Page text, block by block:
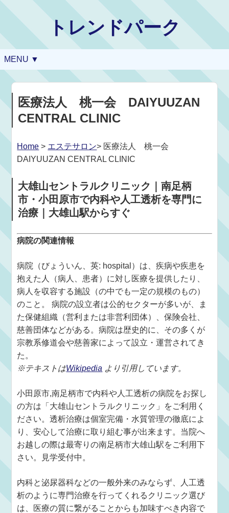
トレンドパーク
MENU ▼
医療法人 桃一会 DAIYUUZAN
CENTRAL CLINIC
Home > エステサロン> 医療法人 桃一会
DAIYUUZAN CENTRAL CLINIC
大雄山セントラルクリニック｜南足柄
市・小田原市で内科や人工透析を専門に
治療｜大雄山駅からすぐ
病院の関連情報
病院（びょういん、英: hospital）は、疾病や疾患を
抱えた人（病人、患者）に対し医療を提供したり、
病人を収容する施設（の中でも一定の規模のもの）
のこと。 病院の設立者は公的セクターが多いが、ま
た保健組織（営利または非営利団体）、保険会社、
慈善団体などがある。病院は歴史的に、その多くが
宗教系修道会や慈善家によって設立・運営されてき
た。
※テキストはWikipedia より引用しています。
小田原市,南足柄市で内科や人工透析の病院をお探し
の方は「大雄山セントラルクリニック」をご利用く
ださい。透析治療は個室完備・水質管理の徹底によ
り、安心して治療に取り組む事が出来ます。当院へ
お越しの際は最寄りの南足柄市大雄山駅をご利用下
さい。見学受付中。
内科と泌尿器科などの一般外来のみならず、人工透
析のように専門治療を行ってくれるクリニック選び
は、医療の質に繋がることからも加味すべき内容で